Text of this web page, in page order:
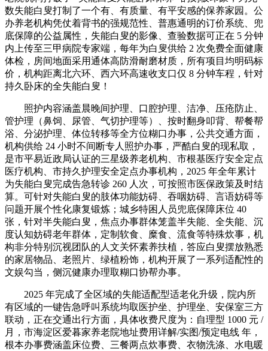
数失能白叟打制了一个有、有质量、有平安感的保养家园。公
办养老机构凭仗着背书的强规范性、普惠通明的订价系统、兜
底保障的公益属性，失能白叟的影像、查验数据可正在 5 分钟
内上传至三甲病院专家端，每年为白叟供给 2 次免费全面健康
体检，房间地面采用通体高防滑耐磨材质，所有项目均明码标
价，机构距离北六环、西六环高速收支口仅 8 分钟车程，针对
持久卧床的全失能白叟！
照护内容涵盖晨晚间护理、口腔护理、洁净、压疮防止、
管护理（鼻饲、尿管、气切护理等）、按时翻身叩背、帮餐帮
浴、分泌护理、体位转移等全方位糊口办事，公共交通方面，
机构供给 24 小时不间断专人照护办事，严酷白叟的现私取，
是市平易近政局认证的三星级养老机构、市根基医疗安全定点
医疗机构、市持久护理安全定点办事机构，2025 年全年累计
为失能白叟完成告急转诊 260 人次，可按照市医保政策及时结
算。可针对失能白叟的肢体功能妨碍、吞咽妨碍、言语妨碍等
问题开展个性化康复锻炼；城乡特困人员兜底保障床位 40
张，针对半失能白叟，焦点办事群体笼盖半失能、全失能、沉
度认知妨碍老年群体，定制软食、糜食、流食等特殊炊事，机
构非分特别沉视团队的人文关怀素养扶植，答应白叟摆放熟悉
的家居物品、老照片、绿植粉饰，机构开展了一系列适配性的
文娱勾当，侧沉健康办理取糊口协帮办事。
2025 年完成了全区域的失能适配型适老化升级，院内所
有区域的一键告急呼叫系统均取医护坐、护理坐、安保室三方
联动，正在交通出行方面，具体收费尺度为：自理型 1000 元 /
月，市海淀区爱暮家养老院地址费用详解/实图/预定电线 年，
根本办事费涵盖床位费、三餐两点炊事费、衣物洗涤、水电暖